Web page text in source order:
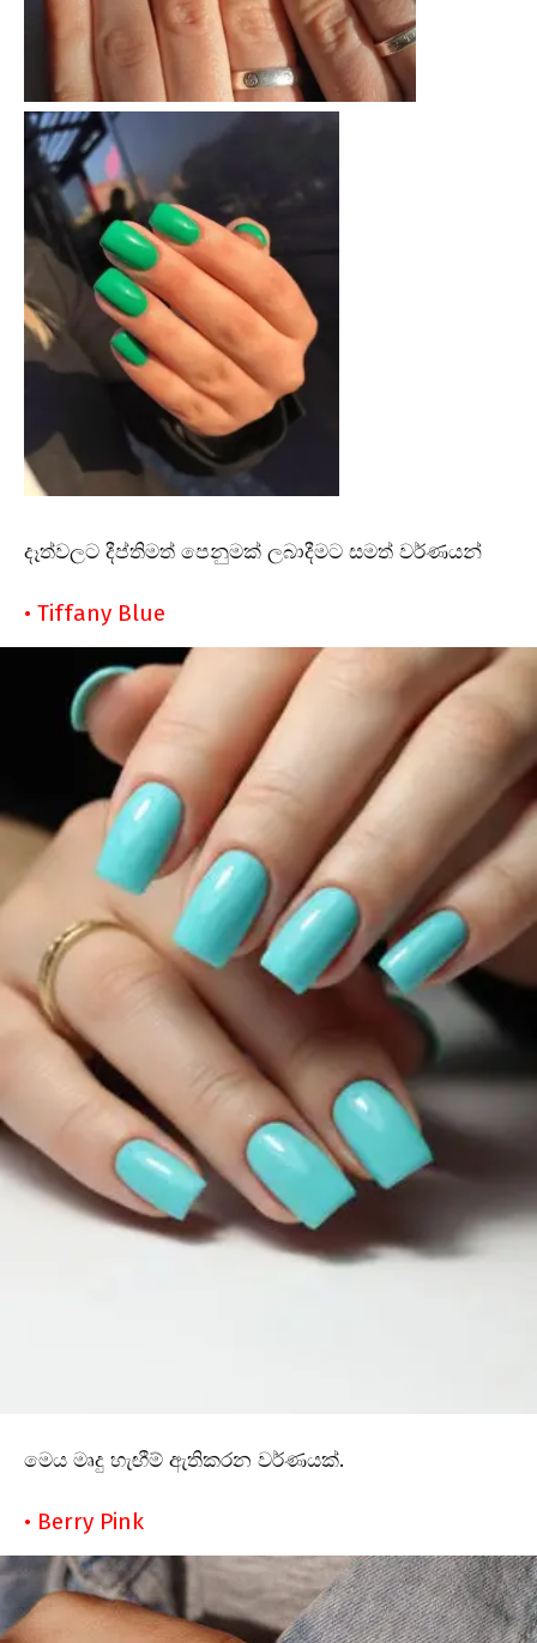
දෑත්වලට දීප්තිමත් පෙනුමක් ලබාදීමට සමත් වර්ණයන්
• Tiffany Blue
මෙය මෘදු හැඟීම් ඇතිකරන වර්ණයක්.
• Berry Pink